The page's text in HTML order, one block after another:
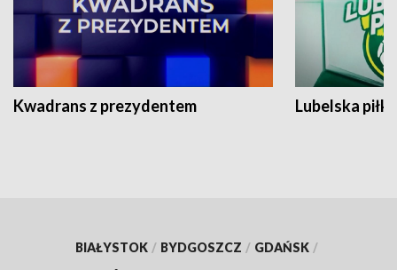
Kwadrans z prezydentem Lubelska piłka
BIAŁYSTOK / BYDGOSZCZ / GDAŃSK /